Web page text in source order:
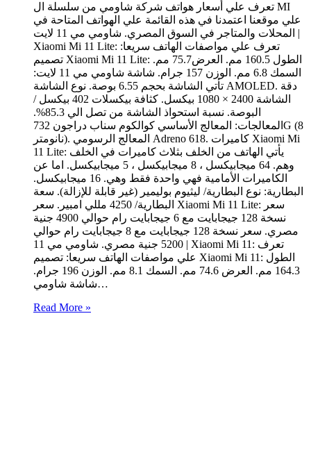
تعرف علي أسعار هواتف شركة شاومي من سلسلة ال MI
علي موقعنا اعتمدنا في هذه القائمة علي الهواتف المتاحة في
المحلات والمتاجر في السوق المصري. شاومي مي 11 لايت |
Xiaomi Mi 11 Lite: تعرف علي مواصفات الهاتف سريعا:
تصميم Xiaomi Mi 11 Lite: الطول 160.5 مم. العرض75.7 مم.
السمك 6.8 مم. الوزن 157 جرام. شاشة شاومي مي 11 لايت:
تأتي الشاشة بحجم 6.55 بوصة. نوع الشاشة AMOLED. دقة
الشاشة 2400 × 1080 بيكسل. كثافة بيكسلات 402 بيكسل /
البوصة. نسبة استحواذ الشاشة من تصل الي 85.3%.
المعالجات: المعالج الأساسي كوالكوم سناب دراجون 732G (8
نانومتر). المعالج الرسومي Adreno 618. كاميرات Xiaomi Mi
11 Lite: يأتي الهاتف من الخلف بثلاث كاميرات في الخلف
وهم. 64 ميجابيكسل ، 8 ميجابيكسل ، 5 ميجابيكسل. اما عن
الكاميرات الأمامية فهي واحدة فقط وهي. 16 ميجابيكسل.
البطارية: نوع البطارية/ ليثيوم بوليمير (غير قابلة للإزالة). سعة
البطارية/ 4250 مللي امبير. سعر Xiaomi Mi 11 Lite: سعر
نسخة 128 جيجابايت مع 6 جيجابايت رام حوالي 4900 جنية
مصري. سعر نسخة 128 جيجابايت مع 8 جيجابايت رام حوالي
5200 جنية مصري. شاومي مي 11 | Xiaomi Mi 11: تعرف
علي مواصفات الهاتف سريعا: تصميم Xiaomi Mi 11: الطول
164.3 مم. العرض 74.6 مم. السمك 8.1 مم. الوزن 196 جرام.
شاشة شاومي…
Read More »